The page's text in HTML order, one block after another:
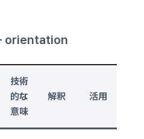
orientation
技術
的な
意味
解釈 活用